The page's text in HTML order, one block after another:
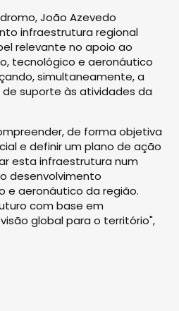
João Azevedo
infraestrutura regional
relevante no apoio ao
tecnológico e aeronáutico
simultaneamente, a
suporte às atividades da
de forma objetiva
e definir um plano de ação
esta infraestrutura num
desenvolvimento
e aeronáutico da região.
com base em
global para o território",